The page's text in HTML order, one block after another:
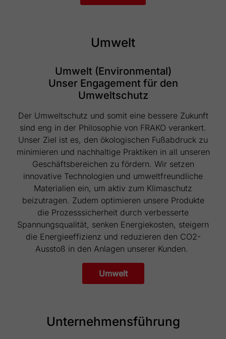
Umwelt
Umwelt (Environmental)
Unser Engagement für den
Umweltschutz
Der Umweltschutz und somit eine bessere Zukunft
sind eng in der Philosophie von FRAKO verankert.
Unser Ziel ist es, den ökologischen Fußabdruck zu
minimieren und nachhaltige Praktiken in all unseren
Geschäftsbereichen zu fördern. Wir setzen
innovative Technologien und umweltfreundliche
Materialien ein, um aktiv zum Klimaschutz
beizutragen. Zudem optimieren unsere Produkte
die Prozesssicherheit durch verbesserte
Spannungsqualität, senken Energiekosten, steigern
die Energieeffizienz und reduzieren den CO2-
Ausstoß in den Anlagen unserer Kunden.
Umwelt
Unternehmensführung